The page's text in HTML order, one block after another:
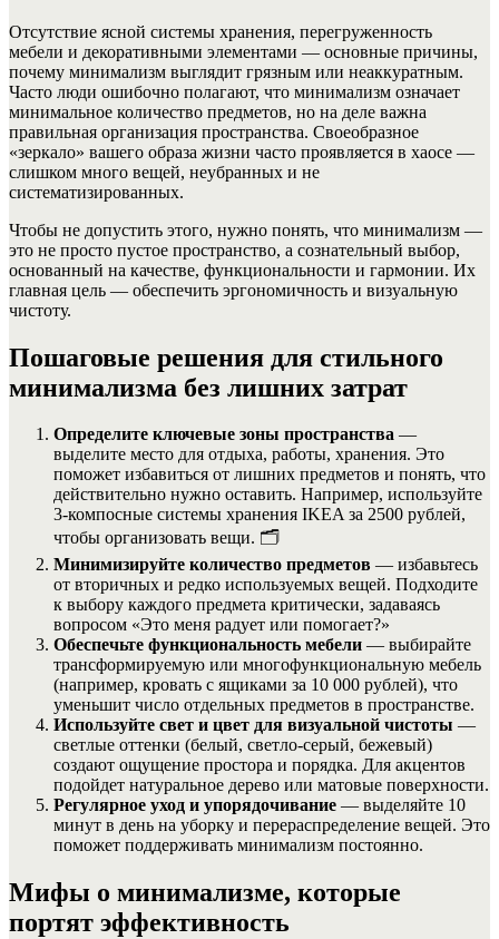
Отсутствие ясной системы хранения, перегруженность
мебели и декоративными элементами — основные причины,
почему минимализм выглядит грязным или неаккуратным.
Часто люди ошибочно полагают, что минимализм означает
минимальное количество предметов, но на деле важна
правильная организация пространства. Своеобразное
«зеркало» вашего образа жизни часто проявляется в хаосе —
слишком много вещей, неубранных и не
систематизированных.
Чтобы не допустить этого, нужно понять, что минимализм —
это не просто пустое пространство, а сознательный выбор,
основанный на качестве, функциональности и гармонии. Их
главная цель — обеспечить эргономичность и визуальную
чистоту.
Пошаговые решения для стильного
минимализма без лишних затрат
Определите ключевые зоны пространства —
выделите место для отдыха, работы, хранения. Это
поможет избавиться от лишних предметов и понять, что
действительно нужно оставить. Например, используйте
3-компосные системы хранения IKEA за 2500 рублей,
чтобы организовать вещи. 🗂️
Минимизируйте количество предметов — избавьтесь
от вторичных и редко используемых вещей. Подходите
к выбору каждого предмета критически, задаваясь
вопросом «Это меня радует или помогает?»
Обеспечьте функциональность мебели — выбирайте
трансформируемую или многофункциональную мебель
(например, кровать с ящиками за 10 000 рублей), что
уменьшит число отдельных предметов в пространстве.
Используйте свет и цвет для визуальной чистоты —
светлые оттенки (белый, светло-серый, бежевый)
создают ощущение простора и порядка. Для акцентов
подойдет натуральное дерево или матовые поверхности.
Регулярное уход и упорядочивание — выделяйте 10
минут в день на уборку и перераспределение вещей. Это
поможет поддерживать минимализм постоянно.
Мифы о минимализме, которые
портят эффективность